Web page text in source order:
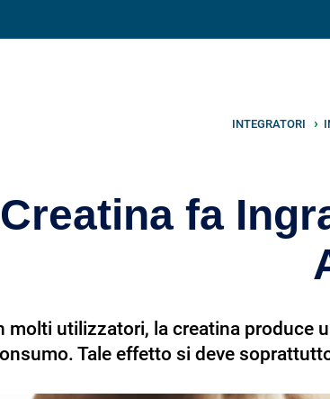
INTEGRATORI
Creatina fa
molti utilizzatori, la creatina produce
Tale effetto si deve